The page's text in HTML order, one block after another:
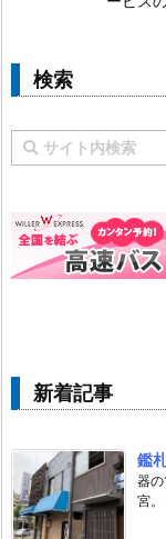
検索
新着記事
鑑
器
宮